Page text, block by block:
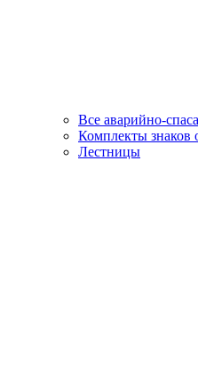
Все аварийно-
Комплекты знаков
Лестницы